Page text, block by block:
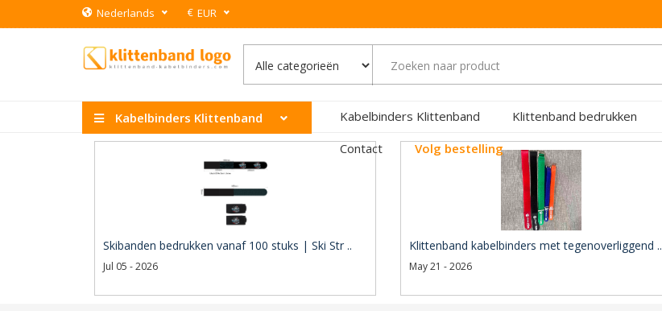
Nederlands € EUR
Kabelbinders Klittenband Kabelbinders Klittenband Klittenband bedrukken
Contact
Volg bestelling
Skibanden bedrukken vanaf 100 stuks | Ski Str ..
Jul 05 - 2026
Klittenband kabelbinders met tegenoverliggend ..
May 21 - 2026